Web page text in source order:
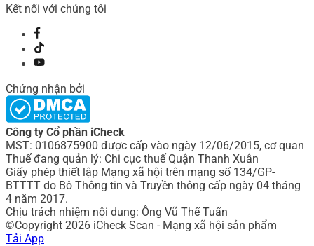
Kết nối với chúng tôi
Chứng nhận bởi
Công ty Cổ phần iCheck
MST: 0106875900 được cấp vào ngày 12/06/2015, cơ quan
Thuế đang quản lý: Chi cục thuế Quận Thanh Xuân
Giấy phép thiết lập Mạng xã hội trên mạng số 134/GP-
BTTTT do Bô Thông tin và Truyền thông cấp ngày 04 tháng
4 năm 2017.
Chịu trách nhiệm nội dung: Ông Vũ Thế Tuấn
©Copyright 2026 iCheck Scan - Mạng xã hội sản phẩm
Tải App